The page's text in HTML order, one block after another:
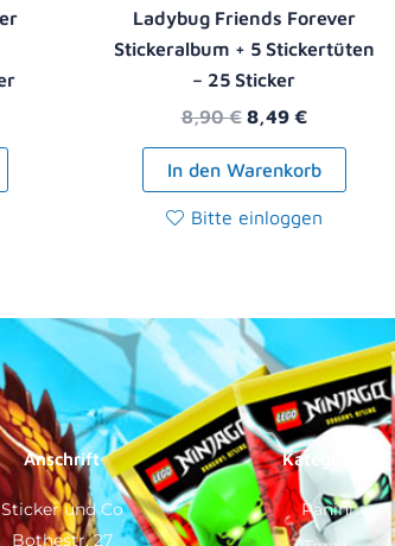
Ladybug Friends Forever
Stickeralbum + 5 Stickertüten
– 25 Sticker
8,90€ 8,49 €
In den Warenkorb
Bitte einloggen
Anschrift
Sticker und Co
Bothestr. 27
Kategorien
Panini